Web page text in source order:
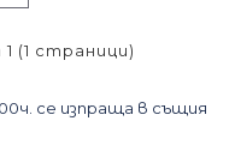
(1 страници)
се изпраща в същия